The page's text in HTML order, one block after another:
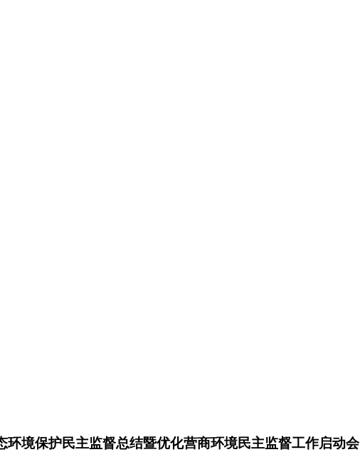
境保护民主监督总结暨优化营商环境民主监督工作启动会